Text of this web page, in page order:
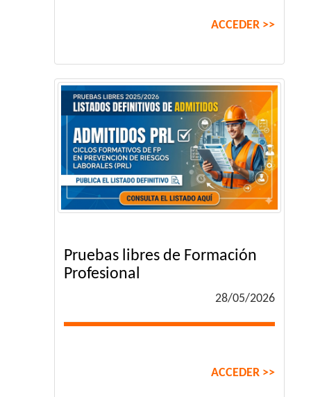
ACCEDER >>
Pruebas libres de Formación
Profesional
28/05/2026
ACCEDER >>